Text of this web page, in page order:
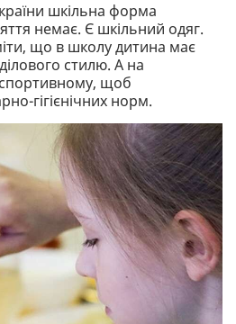
шкільна форма
немає. Є шкільний одяг.
що в школу дитина має
стилю. А на
спортивному, щоб
гігієнічних норм.